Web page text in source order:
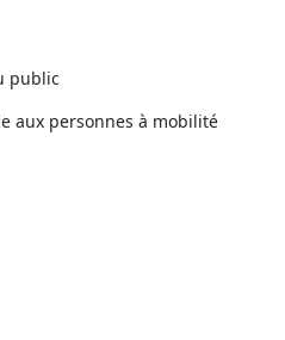
public
aux personnes à mobilité